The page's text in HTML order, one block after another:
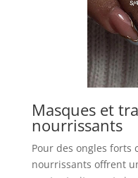
Masques et
nourrissants
Pour des ongles forts
nourrissants offrent